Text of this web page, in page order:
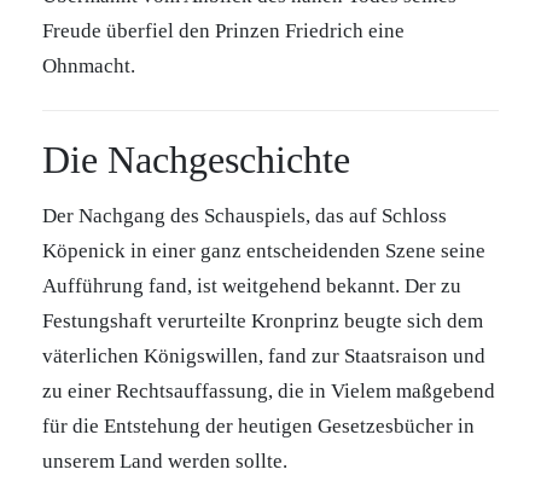
Freude überfiel den Prinzen Friedrich eine
Ohnmacht.
Die Nachgeschichte
Der Nachgang des Schauspiels, das auf Schloss
Köpenick in einer ganz entscheidenden Szene seine
Aufführung fand, ist weitgehend bekannt. Der zu
Festungshaft verurteilte Kronprinz beugte sich dem
väterlichen Königswillen, fand zur Staatsraison und
zu einer Rechtsauffassung, die in Vielem maßgebend
für die Entstehung der heutigen Gesetzesbücher in
unserem Land werden sollte.